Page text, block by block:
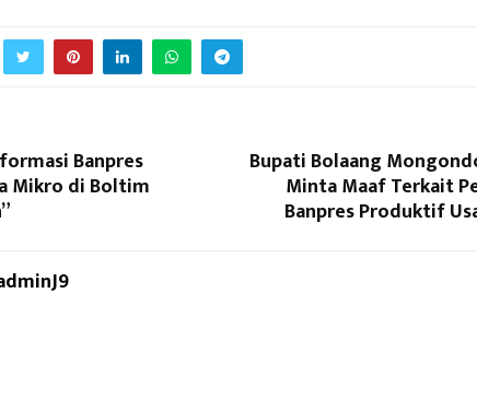
Banpres
Mikro di Boltim
Bupati Bolaang
Minta Maaf Terkait
Banpres Produktif